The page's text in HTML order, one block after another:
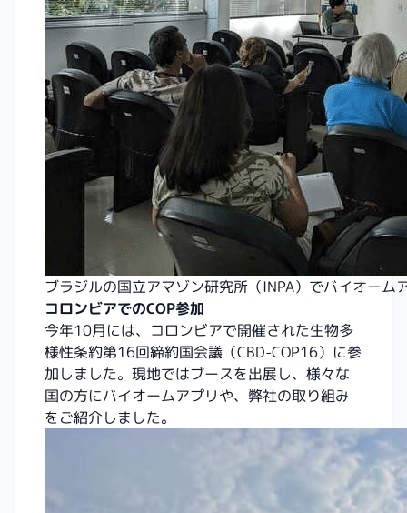
ブラジルの国立アマゾン研究所（INPA）でバイオーム
コロンビアでのCOP参加
今年10月には、コロンビアで開催された生物多
様性条約第16回締約国会議（CBD-COP16）に参
加しました。現地ではブースを出展し、様々な
国の方にバイオームアプリや、弊社の取り組み
をご紹介しました。